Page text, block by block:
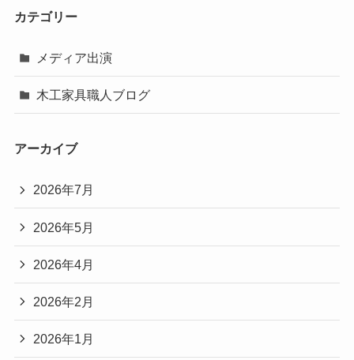
カテゴリー
メディア出演
木工家具職人ブログ
アーカイブ
2026年7月
2026年5月
2026年4月
2026年2月
2026年1月